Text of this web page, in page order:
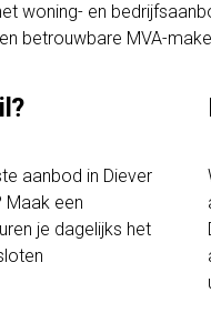
woning- en
betrouwbare MVA-
aanbod in Diever
Maak een
je dagelijks het